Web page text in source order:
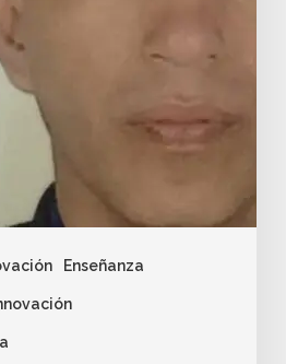
Enseñanza